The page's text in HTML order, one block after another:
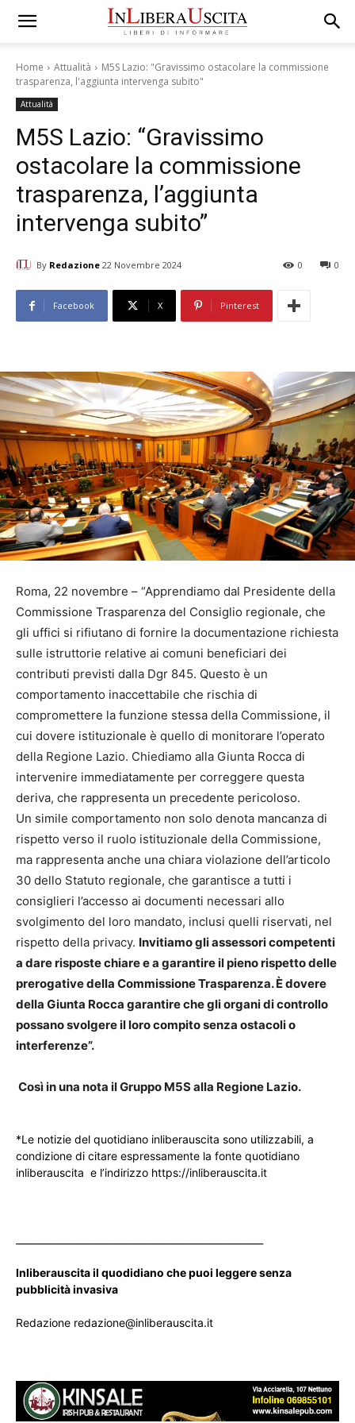
Home Attualità
M5S Lazio: "Gravissimo ostacolare la commissione
trasparenza, l'aggiunta intervenga subito"
Attualità
M5S Lazio: “Gravissimo
ostacolare la commissione
trasparenza, l’aggiunta
intervenga subito”
By Redazione 22 Novembre 2024 0
0
Facebook X Pinterest
Roma, 22 novembre – “Apprendiamo dal Presidente della
Commissione Trasparenza del Consiglio regionale, che
gli uffici si rifiutano di fornire la documentazione richiesta
sulle istruttorie relative ai comuni beneficiari dei
contributi previsti dalla Dgr 845. Questo è un
comportamento inaccettabile che rischia di
compromettere la funzione stessa della Commissione, il
cui dovere istituzionale è quello di monitorare l’operato
della Regione Lazio. Chiediamo alla Giunta Rocca di
intervenire immediatamente per correggere questa
deriva, che rappresenta un precedente pericoloso.
Un simile comportamento non solo denota mancanza di
rispetto verso il ruolo istituzionale della Commissione,
ma rappresenta anche una chiara violazione dell’articolo
30 dello Statuto regionale, che garantisce a tutti i
consiglieri l’accesso ai documenti necessari allo
svolgimento del loro mandato, inclusi quelli riservati, nel
rispetto della privacy. Invitiamo gli assessori competenti
a dare risposte chiare e a garantire il pieno rispetto delle
prerogative della Commissione Trasparenza. È dovere
della Giunta Rocca garantire che gli organi di controllo
possano svolgere il loro compito senza ostacoli o
interferenze”.
Così in una nota il Gruppo M5S alla Regione Lazio.
*Le notizie del quotidiano inliberauscita sono utilizzabili, a
condizione di citare espressamente la fonte quotidiano
inliberauscita e l’indirizzo https://inliberauscita.it
Inliberauscita il quodidiano che puoi leggere senza
pubblicità invasiva
Redazione redazione@inliberauscita.it